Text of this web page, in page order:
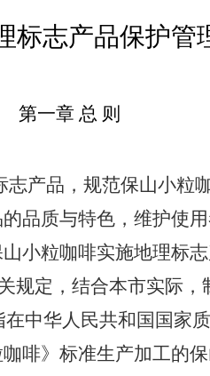
标志产品保护管
第一章 总 则
产品，规范保山小粒
品质与特色，维护使
小粒咖啡实施地理标
规定，结合本市实际，
中华人民共和国国家
啡》标准生产加工的保